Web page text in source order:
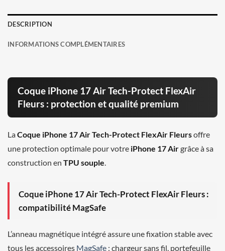
DESCRIPTION
INFORMATIONS COMPLÉMENTAIRES
Coque iPhone 17 Air Tech-Protect FlexAir
Fleurs : protection et qualité premium
LaCoque iPhone 17 Air Tech-Protect FlexAir Fleursoffre
une protection optimale pour votre iPhone 17 Airgrâce à sa
construction en TPU souple
Coque iPhone 17 Air Tech-Protect FlexAir Fleurs :
compatibilité MagSafe
L’anneau magnétique intégré assure une fixation stable avec
tous les accessoires MagSafe : chargeur sans fil, portefeuille